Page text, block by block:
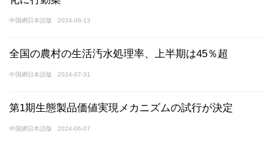
中国網日本語版 2024-08-13
全国の農村の生活汚水処理率、上半期は45％超
中国網日本語版 2024-07-31
第1期生態製品価値実現メカニズムの試行が決定
中国網日本語版 2024-06-07